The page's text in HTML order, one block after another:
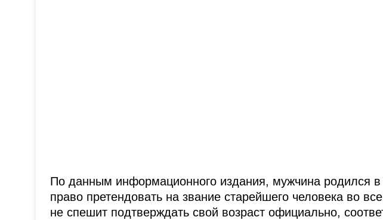
По данным информационного издания, мужчина родился в
право претендовать на звание старейшего человека во
не спешит подтверждать свой возраст официально,